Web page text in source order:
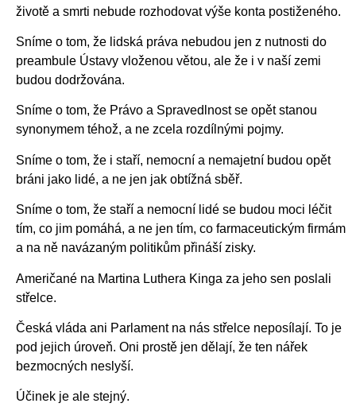
životě a smrti nebude rozhodovat výše konta postiženého.
Sníme o tom, že lidská práva nebudou jen z nutnosti do
preambule Ústavy vloženou větou, ale že i v naší zemi
budou dodržována.
Sníme o tom, že Právo a Spravedlnost se opět stanou
synonymem téhož, a ne zcela rozdílnými pojmy.
Sníme o tom, že i staří, nemocní a nemajetní budou opět
bráni jako lidé, a ne jen jak obtížná sběř.
Sníme o tom, že staří a nemocní lidé se budou moci léčit
tím, co jim pomáhá, a ne jen tím, co farmaceutickým firmám
a na ně navázaným politikům přináší zisky.
Američané na Martina Luthera Kinga za jeho sen poslali
střelce.
Česká vláda ani Parlament na nás střelce neposílají. To je
pod jejich úroveň. Oni prostě jen dělají, že ten nářek
bezmocných neslyší.
Účinek je ale stejný.